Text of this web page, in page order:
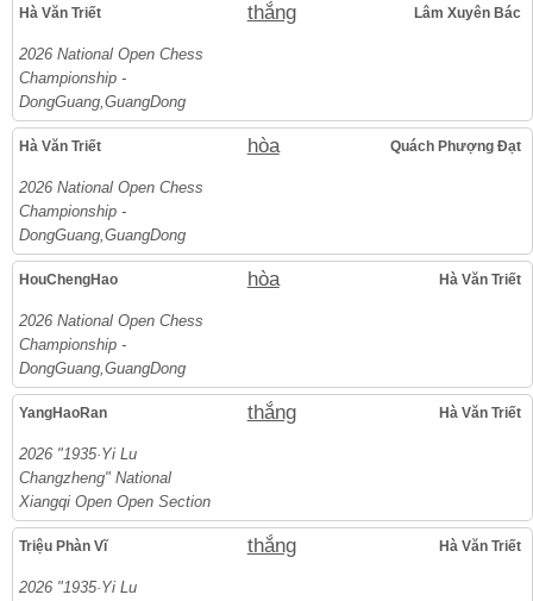
Hà Văn Triết thắng Lâm Xuyên Bác
2026 National Open Chess
Championship -
DongGuang,GuangDong
Hà Văn Triết hòa Quách Phượng Đạt
2026 National Open Chess
Championship -
DongGuang,GuangDong
HouChengHao hòa Hà Văn Triết
2026 National Open Chess
Championship -
DongGuang,GuangDong
YangHaoRan thắng Hà Văn Triết
2026 "1935·Yi Lu
Changzheng" National
Xiangqi Open Open Section
Triệu Phàn Vĩ thắng Hà Văn Triết
2026 "1935·Yi Lu